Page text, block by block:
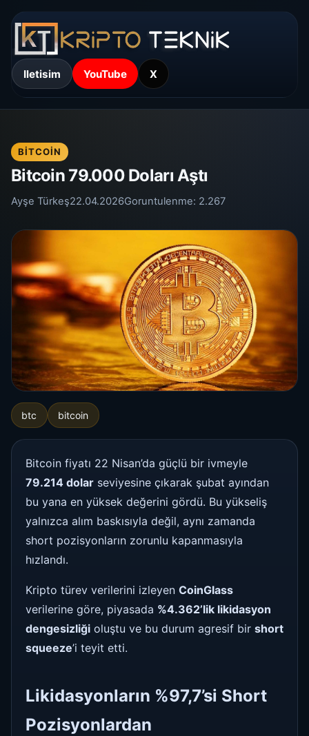
Iletisim YouTube X
BITCOIN
Bitcoin 79.000 Doları Aştı
Ayşe Türkeş22.04.2026Goruntulenme: 2.267
btc bitcoin
Bitcoin fiyatı 22 Nisan’da güçlü bir ivmeyle
79.214 dolar seviyesine çıkarak şubat ayından
bu yana en yüksek değerini gördü. Bu yükseliş
yalnızca alım baskısıyla değil, aynı zamanda
short pozisyonların zorunlu kapanmasıyla
hızlandı.
Kripto türev verilerini izleyen CoinGlass
verilerine göre, piyasada %4.362’lik likidasyon
dengesizliği oluştu ve bu durum agresif bir short
squeeze’i teyit etti.
Likidasyonların %97,7’si Short
Pozisyonlardan